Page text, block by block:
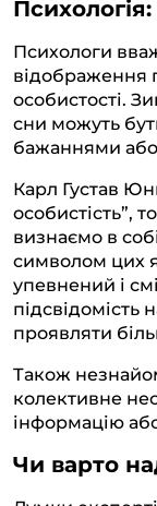
Психологи
відображення
особистості.
сни можуть
бажаннями
Карл Густав
особистість”,
визнаємо в
символом цих
упевнений і
підсвідомість
проявляти
Також
колективне
інформацію
Чи варто